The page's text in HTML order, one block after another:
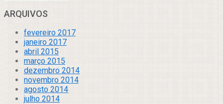
ARQUIVOS
fevereiro 2017
janeiro 2017
abril 2015
março 2015
dezembro 2014
novembro 2014
agosto 2014
julho 2014